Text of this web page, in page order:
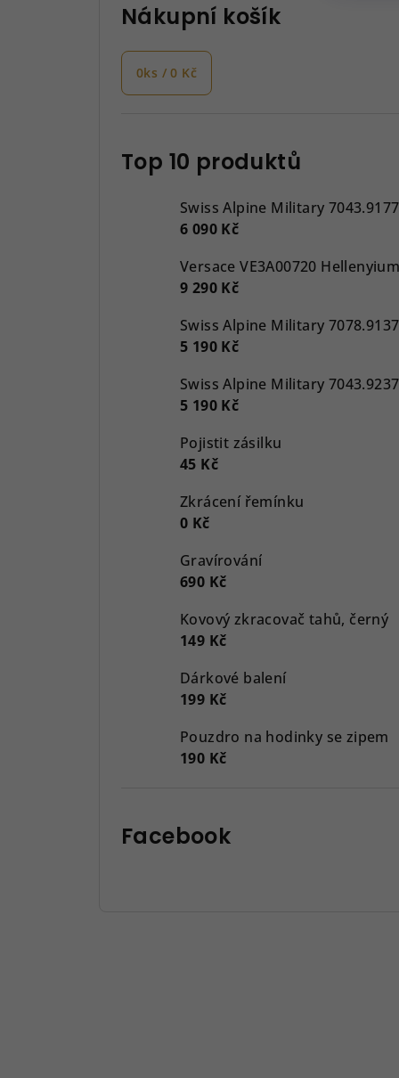
Nákupní košík
0ks /0 Kč
Top 10 produktů
Swiss Alpine Military 7043.9177
6 090 Kč
9 290 Kč
5 190 Kč
5 190 Kč
Pojistit zásilku
45 Kč
Zkrácení řemínku
0 Kč
Gravírování
690 Kč
Kovový zkracovač tahů, černý
149 Kč
Dárkové balení
199 Kč
Pouzdro na hodinky se zipem
190 Kč
Facebook